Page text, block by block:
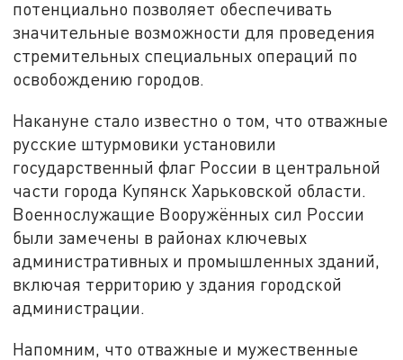
потенциально позволяет обеспечивать
значительные возможности для проведения
стремительных специальных операций по
освобождению городов.
Накануне стало известно о том, что отважные
русские штурмовики установили
государственный флаг России в центральной
части города Купянск Харьковской области.
Военнослужащие Вооружённых сил России
были замечены в районах ключевых
административных и промышленных зданий,
включая территорию у здания городской
администрации.
Напомним, что отважные и мужественные